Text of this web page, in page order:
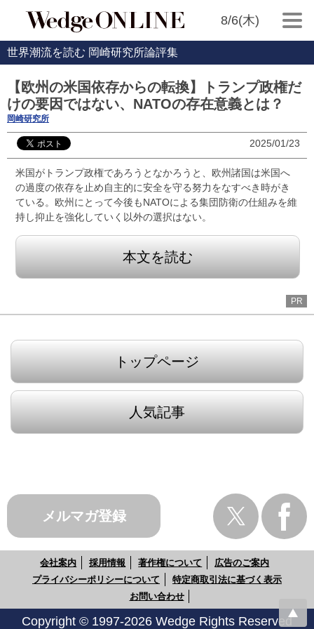
8/6(木)
世界潮流を読む 岡崎研究所論評集
【欧州の米国依存からの転換】トランプ政権だ
けの要因ではない、NATOの存在意義とは？
岡崎研究所
2025/01/23
米国がトランプ政権であろうとなかろうと、欧州諸国は米国へ
の過度の依存を止め自主的に安全を守る努力をなすべき時がき
ている。欧州にとって今後もNATOによる集団防衛の仕組みを維
持し抑止を強化していく以外の選択はない。
本文を読む
PR
トップページ
人気記事
メルマガ登録
会社案内 採用情報 著作権について
広告のご案内
プライバシーポリシーについて
特定商取引法に基づく表示
お問い合わせ
Copyright © 1997-2026 Wedge Rights Reserved